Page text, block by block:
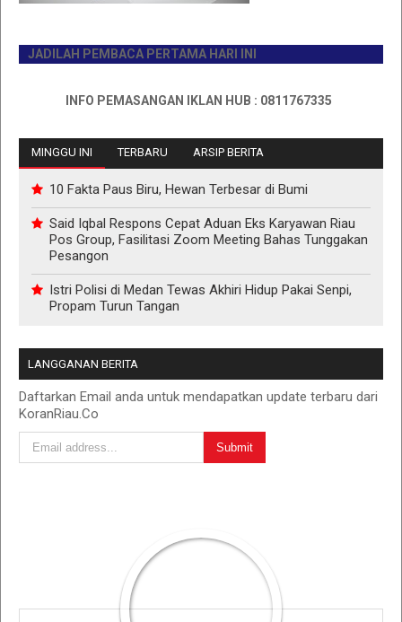
JADILAH PEMBACA PERTAMA HARI INI
INFO PEMASANGAN IKLAN HUB : 0811767335
MINGGU INI TERBARU ARSIP BERITA
10 Fakta Paus Biru, Hewan Terbesar di Bumi
Said Iqbal Respons Cepat Aduan Eks Karyawan Riau
Pos Group, Fasilitasi Zoom Meeting Bahas Tunggakan
Pesangon
Istri Polisi di Medan Tewas Akhiri Hidup Pakai Senpi,
Propam Turun Tangan
LANGGANAN BERITA
Daftarkan Email anda untuk mendapatkan update terbaru dari
KoranRiau.Co